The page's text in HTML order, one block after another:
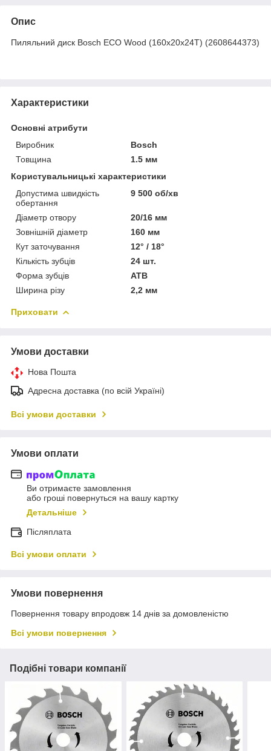
Опис
Пиляльний диск Bosch ECO Wood (160х20х24Т) (2608644373)
Характеристики
Основні атрибути
Виробник
Bosch
Товщина
1.5 мм
Користувальницькі характеристики
Допустима швидкість
обертання
9 500 об/хв
Діаметр отвору
20/16 мм
Зовнішній діаметр
160 мм
Кут заточування
12° / 18°
Кількість зубців
24 шт.
Форма зубців
ATB
Ширина різу
2,2 мм
Приховати
Умови доставки
Нова Пошта
Адресна доставка (по всій Україні)
Всі умови доставки
Умови оплати
Ви отримаєте замовлення
або гроші повернуться на вашу картку
Детальніше
Післяплата
Всі умови оплати
Умови повернення
Повернення товару впродовж 14 днів за домовленістю
Всі умови повернення
Подібні товари компанії